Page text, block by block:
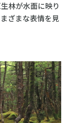
林が水面に映り
ざまな表情を見